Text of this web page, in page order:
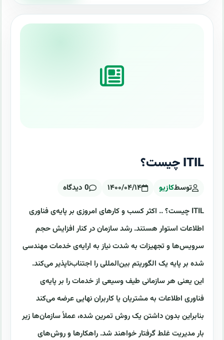
ITIL چیست؟
توسطکازیو ۱۴۰۰/۰۴/۱۴ 0 دیدگاه
ITIL چیست؟ .. اکثر کسب و کارهای امروزی بر پایه‌ی فناوری
اطلاعات استوار هستند. رشد سازمان در کنار افزایش حجم
سرویس‌ها و تجهیزات به شدت نیاز به ارایه‌ی خدمات مهندسی
شده بر پایه یک الگوریتم بین‌المللی را اجتناب‌ناپذیر می‌کند.
این یعنی هر سازمانی طیف وسیعی از خدمات را بر پایه‌ی
فناوری اطلاعات به مشتریان یا کاربران نهایی عرضه می‌کند
بنابراین بدون داشتن یک روش تمرین شده، عملاً سازمان‌ها زیر
بار مدیریت غلط گرفتار خواهند شد. راهکارها و روش‌های